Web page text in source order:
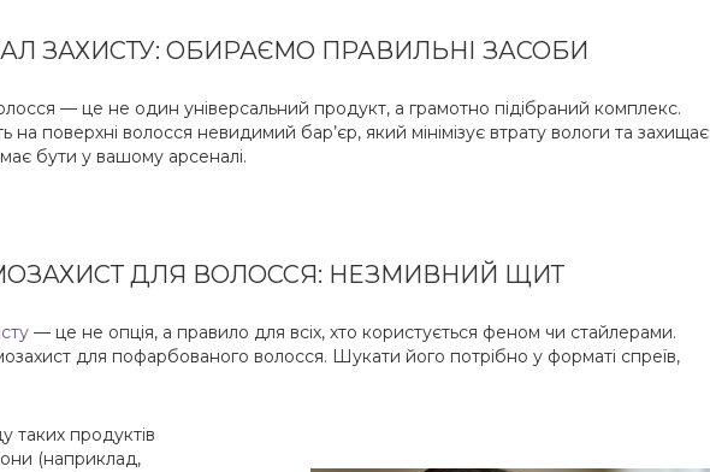
ЗАХИСТУ: ОБИРАЄМО ПРАВИЛЬНІ ЗАСОБИ
— це не один універсальний продукт, а грамотно підібраний комплекс.
на поверхні волосся невидимий бар’єр, який мінімізує втрату вологи та захищає
бути у вашому арсеналі.
ДЛЯ ВОЛОССЯ: НЕЗМИВНИЙ ЩИТ
— це не опція, а правило для всіх, хто користується феном чи стайлерами.
для пофарбованого волосся. Шукати його потрібно у форматі спреїв,
таких продуктів
(наприклад,